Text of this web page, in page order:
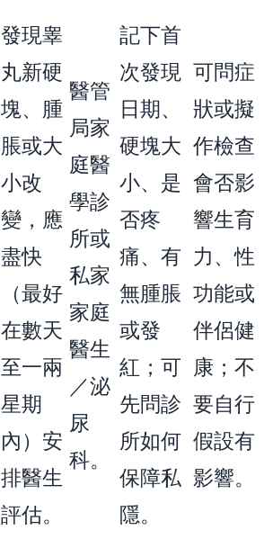
發現睾
丸新硬
塊、腫
脹或大
小改
變，應
盡快
（最好
在數天
至一兩
星期
內）安
排醫生
評估。
醫管
局家
庭醫
學診
所或
私家
家庭
醫生
／泌
尿
科。
記下首
次發現
日期、
硬塊大
小、是
否疼
痛、有
無腫脹
或發
紅；可
先問診
所如何
保障私
隱。
可問症
狀或擬
作檢查
會否影
響生育
力、性
功能或
伴侶健
康；不
要自行
假設有
影響。